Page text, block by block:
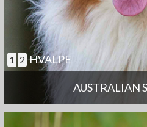
AUSTRALIAN
1 2 HVALPE